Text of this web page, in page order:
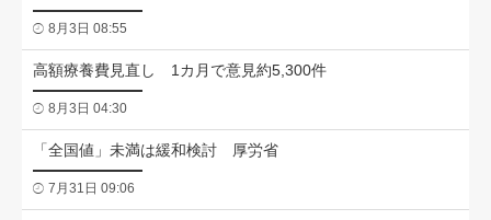
8月3日 08:55
高額療養費見直し 1カ月で意見約5,300件
8月3日 04:30
「全国値」未満は緩和検討 厚労省
7月31日 09:06